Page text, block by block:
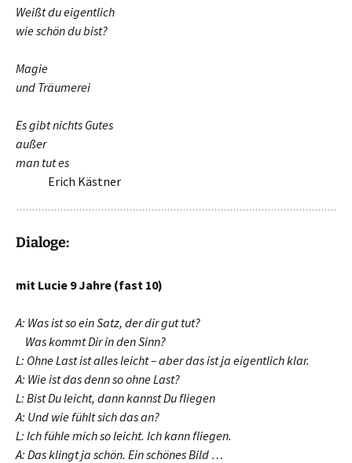
Weißt du eigentlich
wie schön du bist?
Magie
und Träumerei
Es gibt nichts Gutes
außer
man tut es
Erich Kästner
Dialoge:
mit Lucie 9 Jahre (fast 10)
A: Was ist so ein Satz, der dir gut tut?
Was kommt Dir in den Sinn?
L: Ohne Last ist alles leicht – aber das ist ja eigentlich klar.
A: Wie ist das denn so ohne Last?
L: Bist Du leicht, dann kannst Du fliegen
A: Und wie fühlt sich das an?
L: Ich fühle mich so leicht. Ich kann fliegen.
A: Das klingt ja schön. Ein schönes Bild …